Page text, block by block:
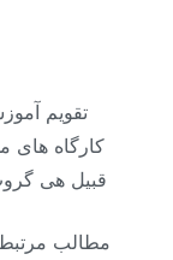
تقویم
کارگاه های
قبیل هی
مطالب